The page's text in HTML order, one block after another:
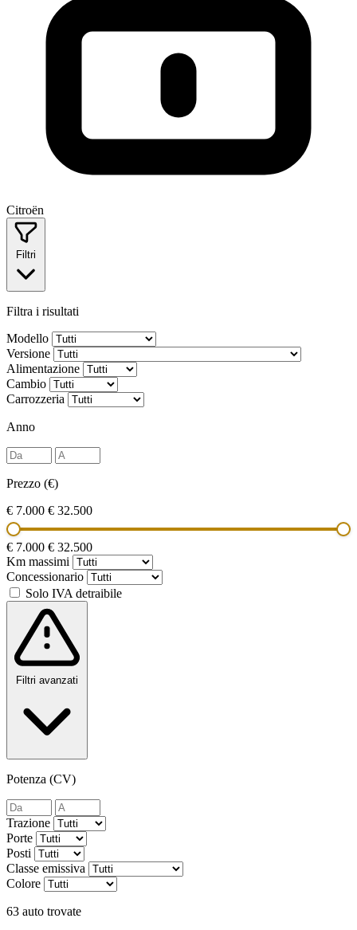
Citroën
Filtri
Filtra i risultati
Modello
Versione
Alimentazione
Cambio
Carrozzeria
Anno
Prezzo (€)
€ 7.000 € 32.500
€ 7.000 € 32.500
Km massimi
Concessionario
Solo IVA detraibile
Filtri avanzati
Potenza (CV)
Trazione
Porte
Posti
Classe emissiva
Colore
63 auto trovate